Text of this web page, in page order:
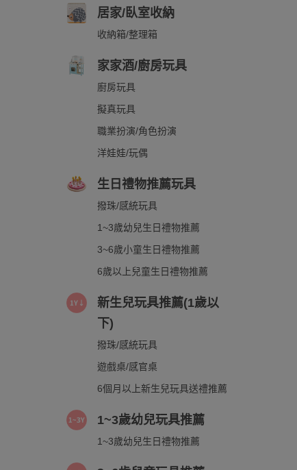
居家/臥室收納
收納箱/整理箱
家家酒/廚房玩具
廚房玩具
擬真玩具
職業扮演/角色扮演
洋娃娃/玩偶
生日禮物推薦玩具
撥珠/感統玩具
1~3歲幼兒生日禮物推薦
3~6歲小童生日禮物推薦
6歲以上兒童生日禮物推薦
新生兒玩具推薦(1歲以
下)
撥珠/感統玩具
遊戲桌/感官桌
6個月以上新生兒玩具送禮推薦
1~3歲幼兒玩具推薦
1~3歲幼兒生日禮物推薦